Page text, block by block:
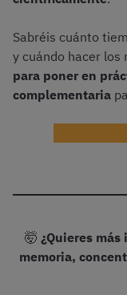
Sabréis cuánto
y cuándo hacer los
para poner en
complementaria
🤯 ¿Quieres
memoria,